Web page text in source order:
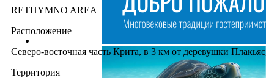
RETHYMNO AREA
Расположение
Северо-восточная часть Крита, в 3 км от деревушки
Территория